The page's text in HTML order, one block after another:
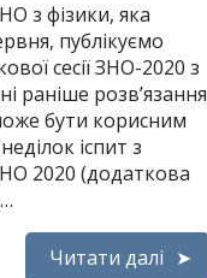
з фізики, яка
публікуємо
сесії ЗНО-2020 з
раніше розв’язання
бути корисним
іспит з
2020 (додаткова
Читати далі